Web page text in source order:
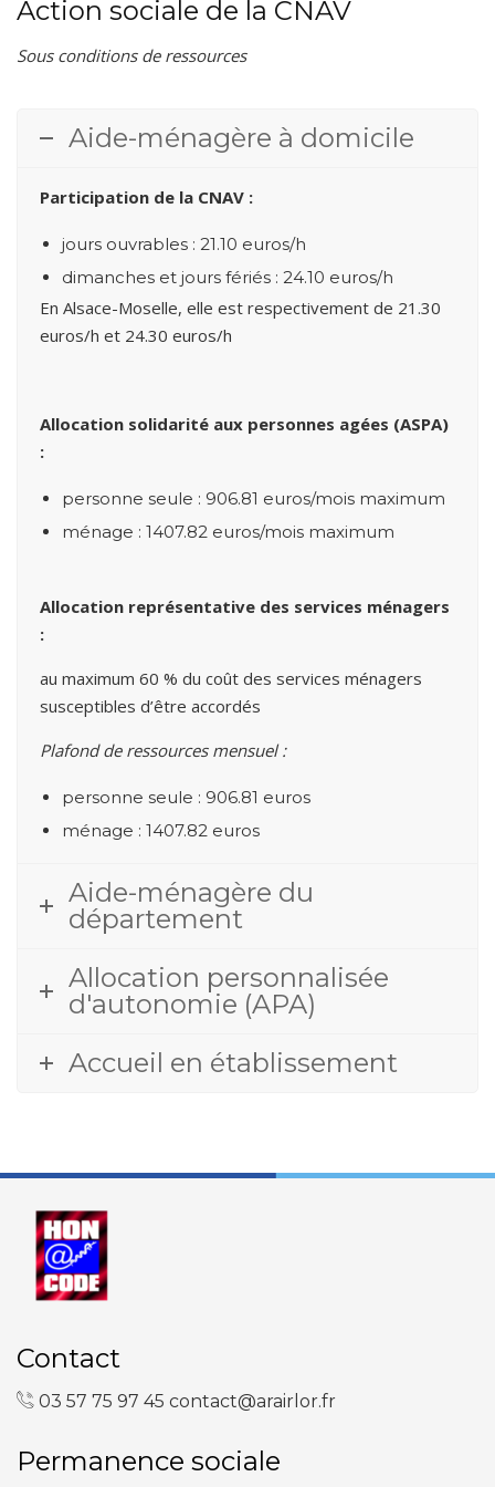
Action sociale de la CNAV
Sous conditions de ressources
Aide-ménagère à domicile
Participation de la CNAV :
jours ouvrables : 21.10 euros/h
dimanches et jours fériés : 24.10 euros/h
En Alsace-Moselle, elle est respectivement de 21.30
euros/h et 24.30 euros/h
Allocation solidarité aux personnes agées (ASPA)
:
personne seule : 906.81 euros/mois maximum
ménage : 1407.82 euros/mois maximum
Allocation représentative des services ménagers
:
au maximum 60 % du coût des services ménagers
susceptibles d’être accordés
Plafond de ressources mensuel :
personne seule : 906.81 euros
ménage : 1407.82 euros
Aide-ménagère du
département
Allocation personnalisée
d'autonomie (APA)
Accueil en établissement
Contact
03 57 75 97 45 contact@arairlor.fr
Permanence sociale